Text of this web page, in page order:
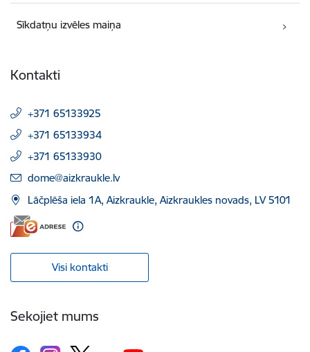
Sīkdatņu izvēles maiņa
Kontakti
+371 65133925
+371 65133934
+371 65133930
E-pasts:
dome@aizkraukle.lv
Lāčplēša iela 1A, Aizkraukle, Aizkraukles novads, LV 5101
Visi kontakti
Sekojiet mums